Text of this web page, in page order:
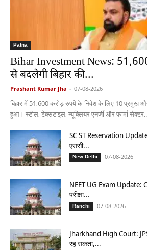
Patna
Bihar Investment News:
से बदलेगी बिहार की...
Prashant Kumar Jha - 07-08-2026
बिहार में 51,600 करोड़ रुपये के निवेश के लिए 10 प्रमुख
हुआ। स्टील, टेक्सटाइल, न्यूक्लियर एनर्जी और फार्मा
SC ST Reservation
एससी...
New Delhi 07-08-2026
NEET UG Exam Update:
परीक्षा...
Ranchi 07-08-2026
Jharkhand High Court:
रह सकता,...